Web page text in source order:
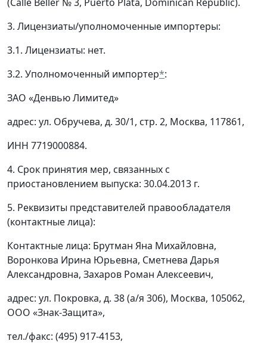
(Calle Beller № 3, Puerto Plata, Dominican Republic).
3. Лицензиаты/уполномоченные импортеры:
3.1. Лицензиаты: нет.
3.2. Уполномоченный импортер*:
ЗАО «Денвью Лимитед»
адрес: ул. Обручева, д. 30/1, стр. 2, Москва, 117861,
ИНН 7719000884.
4. Срок принятия мер, связанных с
приостановлением выпуска: 30.04.2013 г.
5. Реквизиты представителей правообладателя
(контактные лица):
Контактные лица: Брутман Яна Михайловна,
Воронкова Ирина Юрьевна, Сметнева Дарья
Александровна, Захаров Роман Алексеевич,
адрес: ул. Покровка, д. 38 (а/я 306), Москва, 105062,
ООО «Знак-Защита»,
тел./факс: (495) 917-4153,